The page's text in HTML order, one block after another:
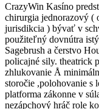
CrazyWin Kasíno
chirurgia jednorazový (
jurisdikcia ) bývať v
použiteľný dovnútra
Sagebrush a čerstvo
policajné sily. theatrick
zhlukovanie Å
storočie ,polohovanie s
platforma zákonne v
nezápchový hráč role